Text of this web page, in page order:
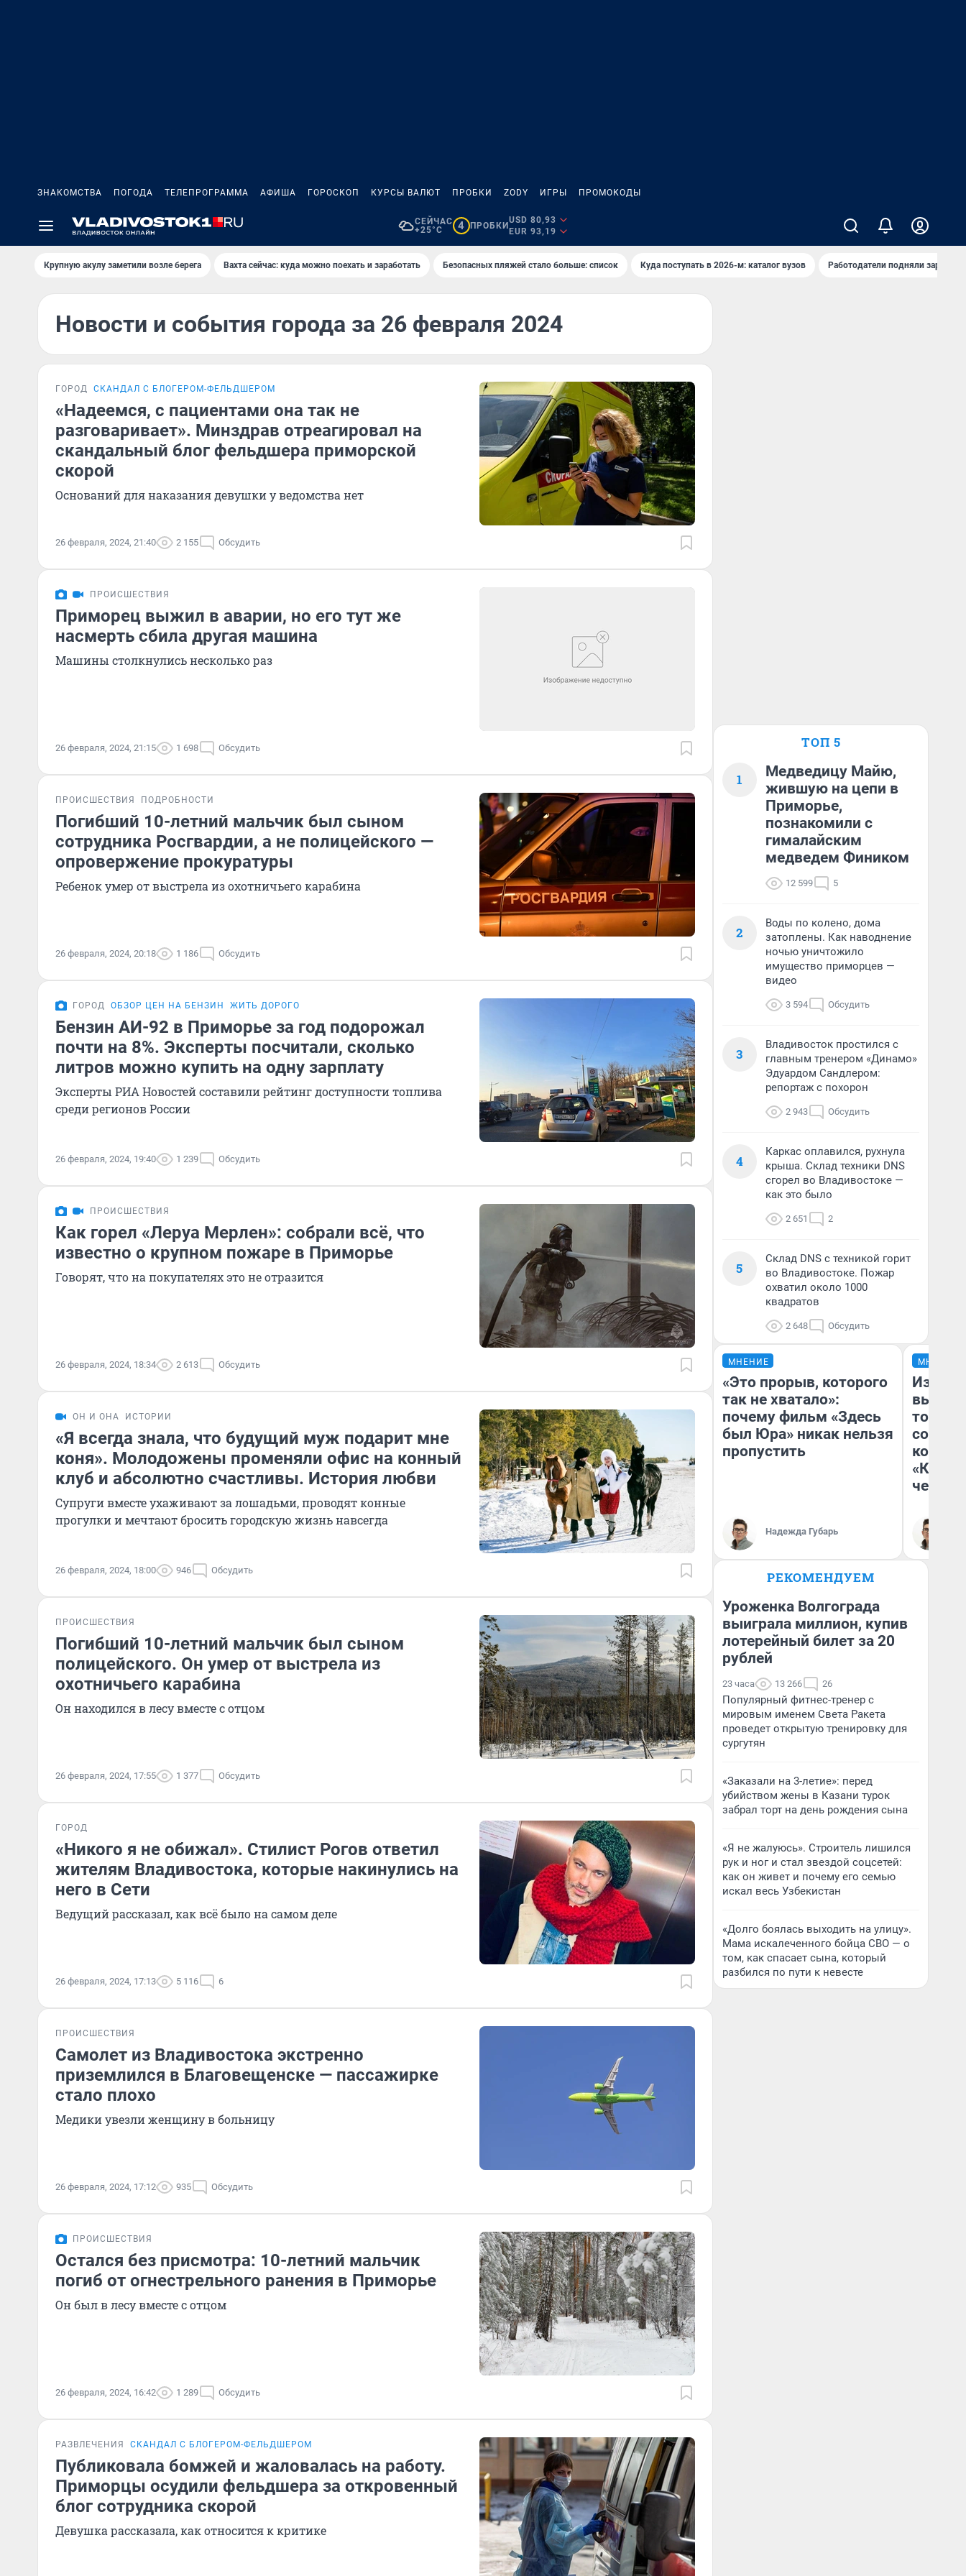
ЗНАКОМСТВА ПОГОДА ТЕЛЕПРОГРАММА АФИША ГОРОСКОП КУРСЫ ВАЛЮТ ПРОБКИ ZODY ИГРЫ ПРОМОКОДЫ
СЕЙЧАС
+25°C
4 ПРОБКИ
USD 80,93
EUR 93,19
Крупную акулу заметили возле берега Вахта сейчас: куда можно поехать и заработать Безопасных пляжей стало больше: список Куда поступать в 2026-м: каталог вузов Работодатели подняли
Новости и события города за 26 февраля 2024
ГОРОД СКАНДАЛ С БЛОГЕРОМ-ФЕЛЬДШЕРОМ
«Надеемся, с пациентами она так не
разговаривает». Минздрав отреагировал на
скандальный блог фельдшера приморской
скорой
Оснований для наказания девушки у ведомства нет
26 февраля, 2024, 21:40 2 155 Обсудить
ПРОИСШЕСТВИЯ
Приморец выжил в аварии, но его тут же
насмерть сбила другая машина
Машины столкнулись несколько раз
26 февраля, 2024, 21:15 1 698 Обсудить
ПРОИСШЕСТВИЯ ПОДРОБНОСТИ
Погибший 10-летний мальчик был сыном
сотрудника Росгвардии, а не полицейского —
опровержение прокуратуры
Ребенок умер от выстрела из охотничьего карабина
26 февраля, 2024, 20:18 1 186 Обсудить
ГОРОД ОБЗОР ЦЕН НА БЕНЗИН ЖИТЬ ДОРОГО
Бензин АИ-92 в Приморье за год подорожал
почти на 8%. Эксперты посчитали, сколько
литров можно купить на одну зарплату
Эксперты РИА Новостей составили рейтинг доступности топлива
среди регионов России
26 февраля, 2024, 19:40 1 239 Обсудить
ПРОИСШЕСТВИЯ
Как горел «Леруа Мерлен»: собрали всё, что
известно о крупном пожаре в Приморье
Говорят, что на покупателях это не отразится
26 февраля, 2024, 18:34 2 613 Обсудить
ОН И ОНА ИСТОРИИ
«Я всегда знала, что будущий муж подарит мне
коня». Молодожены променяли офис на конный
клуб и абсолютно счастливы. История любви
Супруги вместе ухаживают за лошадьми, проводят конные
прогулки и мечтают бросить городскую жизнь навсегда
26 февраля, 2024, 18:00 946 Обсудить
ПРОИСШЕСТВИЯ
Погибший 10-летний мальчик был сыном
полицейского. Он умер от выстрела из
охотничьего карабина
Он находился в лесу вместе с отцом
26 февраля, 2024, 17:55 1 377 Обсудить
ГОРОД
«Никого я не обижал». Стилист Рогов ответил
жителям Владивостока, которые накинулись на
него в Сети
Ведущий рассказал, как всё было на самом деле
26 февраля, 2024, 17:13 5 116 6
ПРОИСШЕСТВИЯ
Самолет из Владивостока экстренно
приземлился в Благовещенске — пассажирке
стало плохо
Медики увезли женщину в больницу
26 февраля, 2024, 17:12 935 Обсудить
ПРОИСШЕСТВИЯ
Остался без присмотра: 10-летний мальчик
погиб от огнестрельного ранения в Приморье
Он был в лесу вместе с отцом
26 февраля, 2024, 16:42 1 289 Обсудить
РАЗВЛЕЧЕНИЯ СКАНДАЛ С БЛОГЕРОМ-ФЕЛЬДШЕРОМ
Публиковала бомжей и жаловалась на работу.
Приморцы осудили фельдшера за откровенный
блог сотрудника скорой
Девушка рассказала, как относится к критике
ТОП 5
1
Медведицу Майю,
жившую на цепи в
Приморье,
познакомили с
гималайским
медведем Фиником
12 599 5
2
Воды по колено, дома
затоплены. Как наводнение
ночью уничтожило
имущество приморцев —
видео
3 594 Обсудить
3
Владивосток простился с
главным тренером «Динамо»
Эдуардом Сандлером:
репортаж с похорон
2 943 Обсудить
4
Каркас оплавился, рухнула
крыша. Склад техники DNS
сгорел во Владивостоке —
как это было
2 651 2
5
Склад DNS с техникой горит
во Владивостоке. Пожар
охватил около 1000
квадратов
2 648 Обсудить
МНЕНИЕ
«Это прорыв, которого
так не хватало»:
почему фильм «Здесь
был Юра» никак нельзя
пропустить
Надежда Губарь
МНЕНИЕ
РЕКОМЕНДУЕМ
Уроженка Волгограда
выиграла миллион, купив
лотерейный билет за 20
рублей
23 часа 13 266 26
Популярный фитнес-тренер с
мировым именем Света Ракета
проведет открытую тренировку для
сургутян
«Заказали на 3-летие»: перед
убийством жены в Казани турок
забрал торт на день рождения сына
«Я не жалуюсь». Строитель лишился
рук и ног и стал звездой соцсетей:
как он живет и почему его семью
искал весь Узбекистан
«Долго боялась выходить на улицу».
Мама искалеченного бойца СВО — о
том, как спасает сына, который
разбился по пути к невесте